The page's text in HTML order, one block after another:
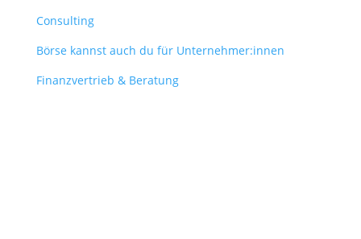
Consulting
Börse kannst auch du für Unternehmer:innen
Finanzvertrieb & Beratung